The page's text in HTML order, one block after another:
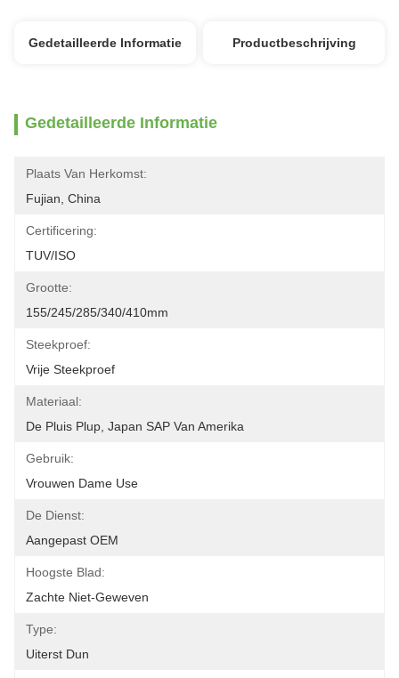
Gedetailleerde Informatie Productbeschrijving
Gedetailleerde Informatie
Plaats Van Herkomst:
Fujian, China
Certificering:
TUV/ISO
Grootte:
155/245/285/340/410mm
Steekproef:
Vrije Steekproef
Materiaal:
De Pluis Plup, Japan SAP Van Amerika
Gebruik:
Vrouwen Dame Use
De Dienst:
Aangepast OEM
Hoogste Blad:
Zachte Niet-Geweven
Type:
Uiterst Dun